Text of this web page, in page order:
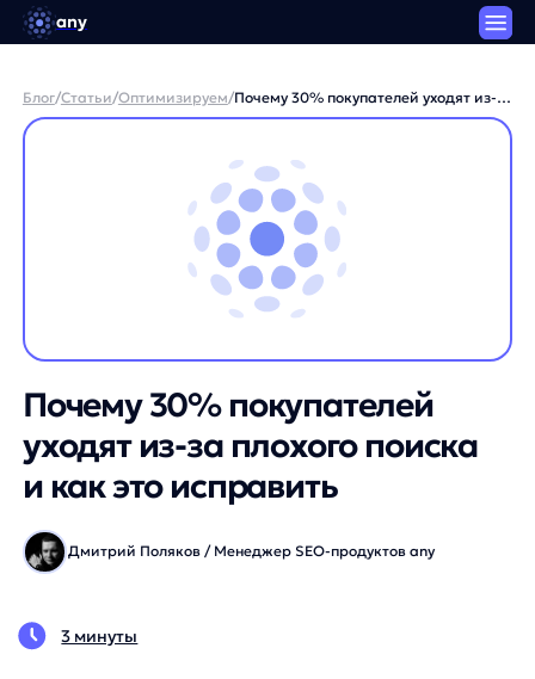
any
Почему 30% покупателей
и как это исправить
за плохого поиска и как это
исправить
Дмитрий Поляков / Менеджер SEO-продуктов any
3 минуты
Сделаем
показателей